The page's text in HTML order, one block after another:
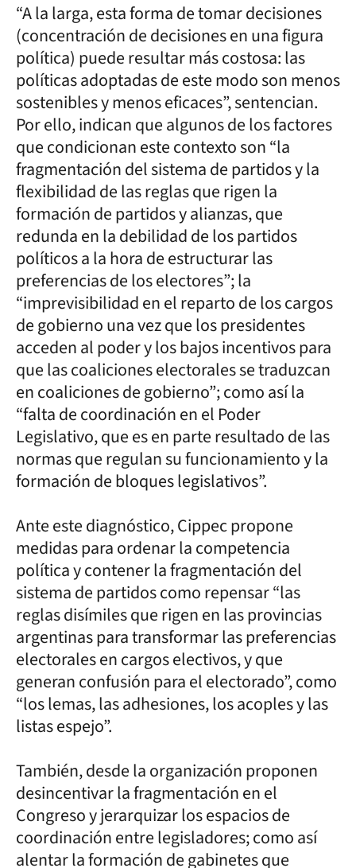
“A la larga, esta forma de tomar decisiones
(concentración de decisiones en una figura
política) puede resultar más costosa: las
políticas adoptadas de este modo son menos
sostenibles y menos eficaces”, sentencian.
Por ello, indican que algunos de los factores
que condicionan este contexto son “la
fragmentación del sistema de partidos y la
flexibilidad de las reglas que rigen la
formación de partidos y alianzas, que
redunda en la debilidad de los partidos
políticos a la hora de estructurar las
preferencias de los electores”; la
“imprevisibilidad en el reparto de los cargos
de gobierno una vez que los presidentes
acceden al poder y los bajos incentivos para
que las coaliciones electorales se traduzcan
en coaliciones de gobierno”; como así la
“falta de coordinación en el Poder
Legislativo, que es en parte resultado de las
normas que regulan su funcionamiento y la
formación de bloques legislativos”.
Ante este diagnóstico, Cippec propone
medidas para ordenar la competencia
política y contener la fragmentación del
sistema de partidos como repensar “las
reglas disímiles que rigen en las provincias
argentinas para transformar las preferencias
electorales en cargos electivos, y que
generan confusión para el electorado”, como
“los lemas, las adhesiones, los acoples y las
listas espejo”.
También, desde la organización proponen
desincentivar la fragmentación en el
Congreso y jerarquizar los espacios de
coordinación entre legisladores; como así
alentar la formación de gabinetes que